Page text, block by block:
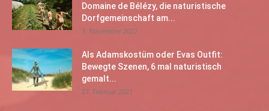
Domaine de Bélézy, die naturistische
Dorfgemeinschaft am...
3. November 2022
Als Adamskostüm oder Evas Outfit:
Bewegte Szenen, 6 mal naturistisch
gemalt...
27. Februar 2021